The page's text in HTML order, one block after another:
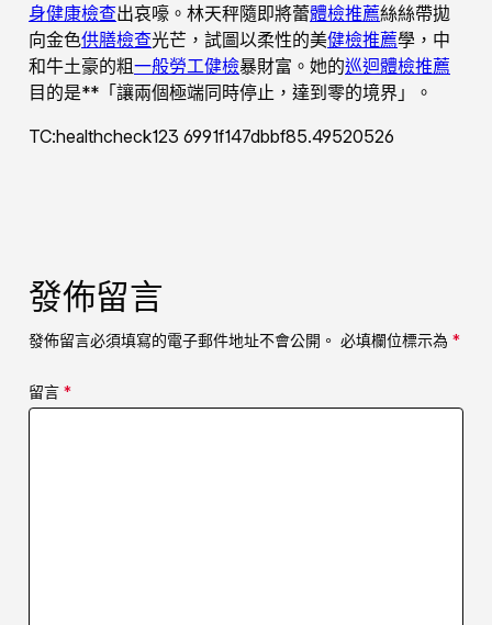
身健康檢查出哀嚎。林天秤隨即將蕾體檢推薦絲絲帶拋
向金色供膳檢查光芒，試圖以柔性的美健檢推薦學，中
和牛土豪的粗一般勞工健檢暴財富。她的巡迴體檢推薦
目的是**「讓兩個極端同時停止，達到零的境界」。
TC:healthcheck123 6991f147dbbf85.49520526
發佈留言
發佈留言必須填寫的電子郵件地址不會公開。 必填欄位標示為 *
留言 *